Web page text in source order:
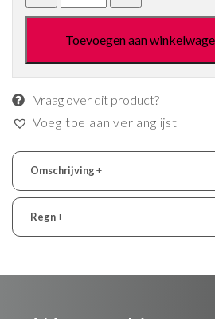
Toevoegen aan
Vraag over dit product?
Voeg toe aan verlanglijst
Omschrijving+
Regn+